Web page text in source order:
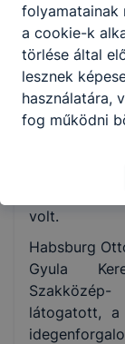
szavakat
1986/87-es
ipari
tanévben
osztályokkal.
lévő
Kft.-től
volt.
Habsburg
Gyula
látogatott, a
folyamatainak
a cookie-k
törlése által
lesznek
használatára,
fog működni